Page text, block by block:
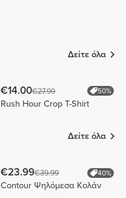
Δείτε όλα
€14.00€27.99 50%
Rush Hour Crop T-Shirt
Δείτε όλα
€23.99€39.99 40%
Contour Ψηλόμεσα Κολάν